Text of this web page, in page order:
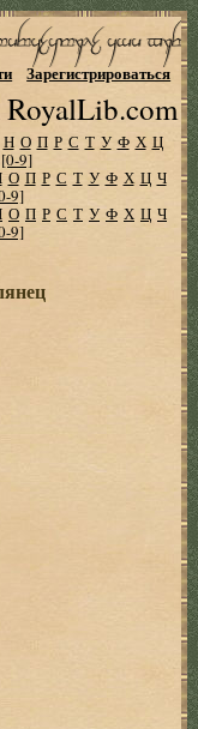
RoyalLib.com
Зарегистрироваться
Н О П Р С Т У Ф Х Ц
[0-9]
О П Р С Т У Ф Х Ц Ч
9]
О П Р С Т У Ф Х Ц Ч
9]